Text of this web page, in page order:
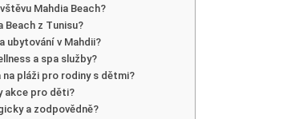
Mahdia Beach?
Beach z Tunisu?
ubytování v Mahdii?
a spa služby?
pláži pro rodiny s dětmi?
akce pro děti?
a zodpovědně?